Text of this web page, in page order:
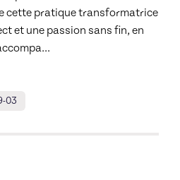
cette pratique transformatrice
et une passion sans fin, en
...
03